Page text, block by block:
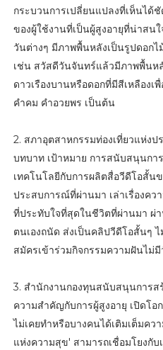
กระบวนการเปลี่ยนแปลงที่เห็นได้
ของผู้ใช้งานที่เป็นผู้สูงอายุที่น่าสน
วันต่างๆ มีภาพพื้นหลังเป็นรูปดอก
เช่น สวัสดีวันจันทร์แล้วมีภาพพื้นห
ดาวเรืองบานหรือดอกที่มีสีเหลืองเ
คำคม คำอวยพร เป็นต้น
2. สภาอุตสาหกรรมท่องเที่ยวแห่งป
บทบาท เป้าหมาย การสนับสนุนก
เทคโนโลยีกับการผลิตสื่อวีดีโอสั้น
ประสบการณ์ที่ผ่านมา เล่าเรื่องคว
ที่ประทับใจที่สุดในชีวิตที่ผ่านมา ผ่
ตนเองถนัด ส่งเป็นคลิปวีดีโอสั้นๆ
สมัครเข้าร่วมกิจกรรมความฝันไม่
3. สำนักงานกองทุนสนับสนุนการส
ความสำคัญกับการผู้สูงอายุ เปิดโอ
ไม่เคยทำหรือบางคนได้เติมเต็มค
แห่งความสุข' สามารถเชื่อมโยงกั